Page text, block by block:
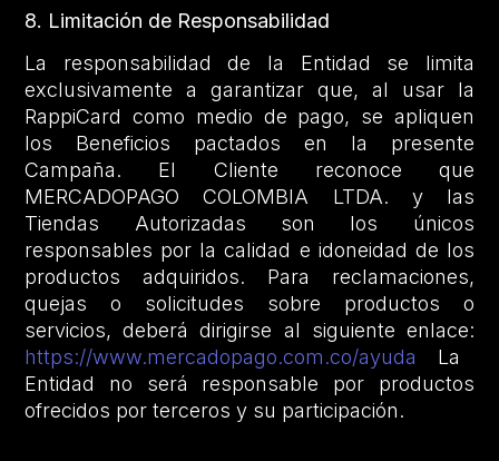
8. Limitación de Responsabilidad
La responsabilidad de la Entidad se limita
exclusivamente a garantizar que, al usar la
RappiCard como medio de pago, se apliquen
los Beneficios pactados en la presente
Campaña. El Cliente reconoce que
MERCADOPAGO COLOMBIA LTDA. y las
Tiendas Autorizadas son los únicos
responsables por la calidad e idoneidad de los
productos adquiridos. Para reclamaciones,
quejas o solicitudes sobre productos o
servicios, deberá dirigirse al siguiente enlace:
https://www.mercadopago.com.co/ayuda
La
Entidad no será responsable por productos
ofrecidos por terceros y su participación.